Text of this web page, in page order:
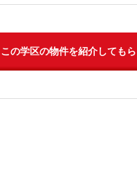
この学区の物件を紹介してもら